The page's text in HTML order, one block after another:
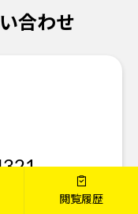
閲覧履歴
合わせ